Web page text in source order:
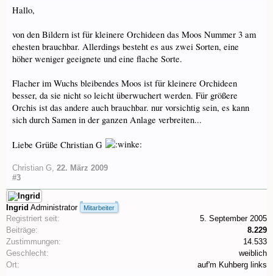
Hallo,
von den Bildern ist für kleinere Orchideen das Moos Nummer 3 am
ehesten brauchbar. Allerdings besteht es aus zwei Sorten, eine
höher weniger geeignete und eine flache Sorte.
Flacher im Wuchs bleibendes Moos ist für kleinere Orchideen
besser, da sie nicht so leicht überwuchert werden. Für größere
Orchis ist das andere auch brauchbar. nur vorsichtig sein, es kann
sich durch Samen in der ganzen Anlage verbreiten...
Liebe Grüße Christian G
Christian G, 22. März 2009
#3
Ingrid Administrator Mitarbeiter
Registriert seit:
5. September 2005
Beiträge:
8.229
Zustimmungen:
14.533
Geschlecht:
weiblich
Ort:
auf'm Kuhberg links